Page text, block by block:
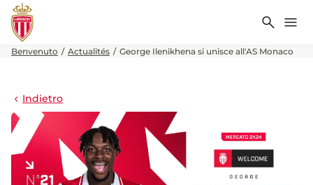
Ricerca
Benvenuto Actualités George Ilenikhena si unisce all'AS Monaco
Indietro